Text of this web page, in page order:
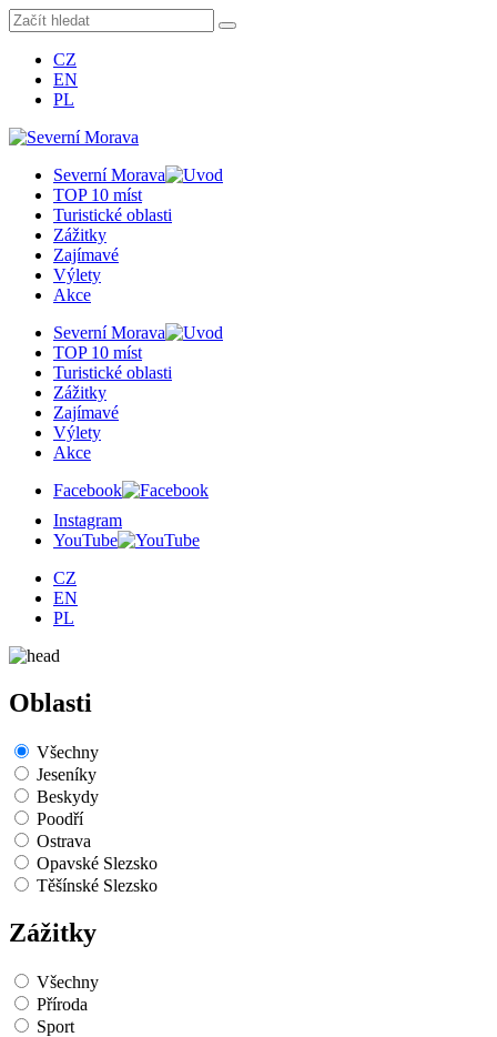
CZ
EN
PL
Severní Morava
TOP 10 míst
Turistické oblasti
Zážitky
Zajímavé
Výlety
Akce
Severní Morava
TOP 10 míst
Turistické oblasti
Zážitky
Zajímavé
Výlety
Akce
Facebook
Instagram
YouTube
CZ
EN
PL
Oblasti
Všechny
Jeseníky
Beskydy
Poodří
Ostrava
Opavské Slezsko
Těšínské Slezsko
Zážitky
Všechny
Příroda
Sport